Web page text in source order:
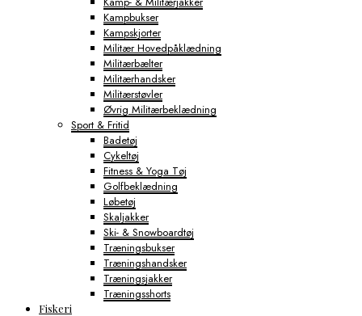
Kampbukser
Kampskjorter
Militær Hovedpåklædning
Militærbælter
Militærhandsker
Militærstøvler
Øvrig Militærbeklædning
Sport & Fritid
Badetøj
Cykeltøj
Fitness & Yoga Tøj
Golfbeklædning
Løbetøj
Skaljakker
Ski- & Snowboardtøj
Træningsbukser
Træningshandsker
Træningsjakker
Træningsshorts
Fiskeri